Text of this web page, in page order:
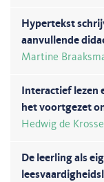
Hypertekst
aanvullende
Martine
Interactief lezen
het voortgezet
Hedwig de
De leerling als